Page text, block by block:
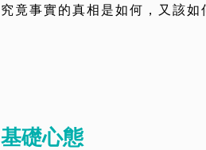
究竟事實的真相是如何，又該如
基礎心態